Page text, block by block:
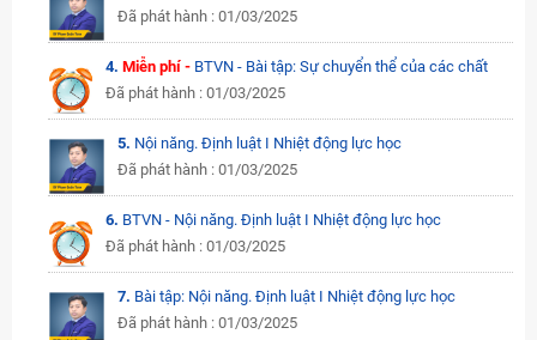
Đã phát hành : 01/03/2025
4.Miễn phí - BTVN - Bài tập: Sự chuyển thể của các chất
Đã phát hành : 01/03/2025
5. Nội năng. Định luật I Nhiệt động lực học
Đã phát hành : 01/03/2025
6. BTVN - Nội năng. Định luật I Nhiệt động lực học
Đã phát hành : 01/03/2025
7. Bài tập: Nội năng. Định luật I Nhiệt động lực học
Đã phát hành : 01/03/2025